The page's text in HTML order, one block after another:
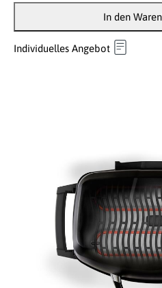
In den
Individuelles Angebot